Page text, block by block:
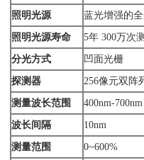
照明光源
蓝光增强的
照明光源寿命
5年 300万次
分光方式
凹面光栅
探测器
256像元双阵
测量波长范围
400nm-700nm
波长间隔
10nm
测量范围
0~600%